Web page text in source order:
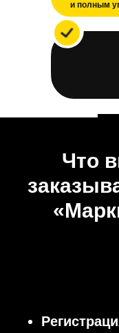
и полным
Что